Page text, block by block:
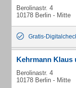
Berolinastr. 4
10178 Berlin - Mitte
Gratis-
Kehrmann Klaus
Berolinastr. 4
10178 Berlin - Mitte